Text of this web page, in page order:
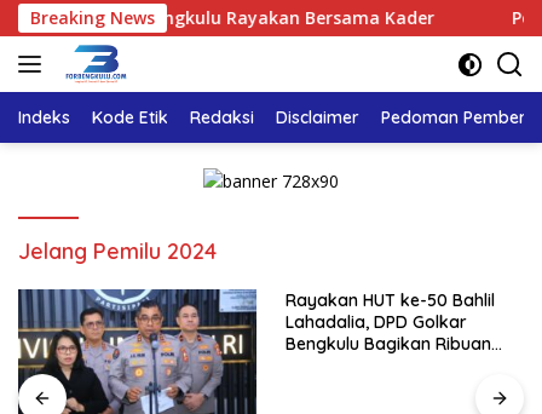
Langsung
ke
konten
Breaking News
Golkar Bengkulu Rayakan Bersama Kader Polri
Indeks Kode Etik Redaksi Disclaimer Pedoman
Jelang Pemilu 2024
Rayakan HUT ke-50 Bahlil
Lahadalia, DPD Golkar
Bengkulu Bagikan Ribuan